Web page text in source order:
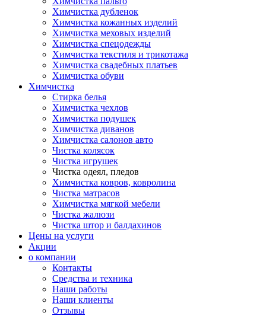
Химчистка дубленок
Химчистка кожанных изделий
Химчистка меховых изделий
Химчистка спецодежды
Химчистка текстиля и трикотажа
Химчистка свадебных платьев
Химчистка обуви
Химчистка
Стирка белья
Химчистка чехлов
Химчистка подушек
Химчистка диванов
Химчистка салонов авто
Чистка колясок
Чистка игрушек
Чистка одеял, пледов
Химчистка ковров, ковролина
Чистка матрасов
Химчистка мягкой мебели
Чистка жалюзи
Чистка штор и балдахинов
Цены на услуги
Акции
о компании
Контакты
Средства и техника
Наши работы
Наши клиенты
Отзывы